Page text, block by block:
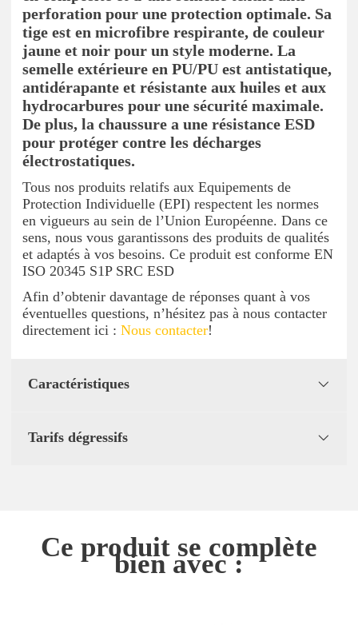
perforation pour une protection optimale. Sa
tige est en microfibre respirante, de couleur
jaune et noir pour un style moderne. La
semelle extérieure en PU/PU est antistatique,
antidérapante et résistante aux huiles et aux
hydrocarbures pour une sécurité maximale.
De plus, la chaussure a une résistance ESD
pour protéger contre les décharges
électrostatiques.
Tous nos produits relatifs aux Equipements de
Protection Individuelle (EPI) respectent les normes
en vigueurs au sein de l’Union Européenne. Dans ce
sens, nous vous garantissons des produits de qualités
et adaptés à vos besoins. Ce produit est conforme EN
ISO 20345 S1P SRC ESD
Afin d’obtenir davantage de réponses quant à vos
éventuelles questions, n’hésitez pas à nous contacter
directement ici : Nous contacter!
Caractéristiques
Tarifs dégressifs
Ce produit se complète
bien avec :